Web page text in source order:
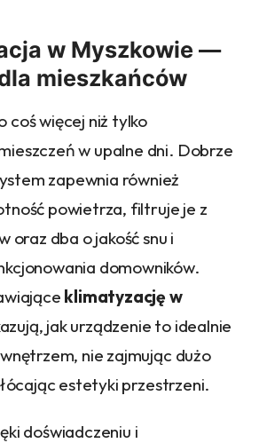
w Myszkowie —
mieszkańców
coś więcej niż tylko
w upalne dni. Dobrze
zapewnia również
powietrza, filtruje je z
oraz dba o jakość snu i
domowników.
klimatyzację w
jak urządzenie to idealnie
nie zajmując dużo
estetyki przestrzeni.
doświadczeniu i